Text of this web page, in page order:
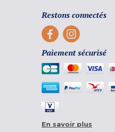
Restons connectés
Paiement sécurisé
En savoir plus